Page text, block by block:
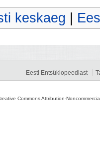
keskaeg
Eesti Entsüklopeediast
Commons Attribution-